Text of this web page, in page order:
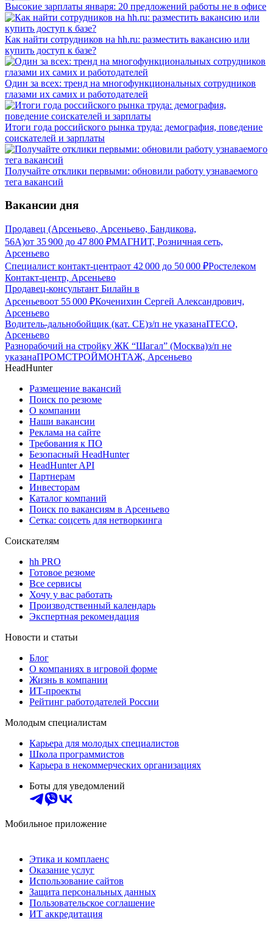
Высокие зарплаты января: 20 предложений работы не в офисе
Как найти сотрудников на hh.ru: разместить вакансию или
купить доступ к базе?
Один за всех: тренд на многофункциональных сотрудников
глазами их самих и работодателей
Итоги года российского рынка труда: демография, поведение
соискателей и зарплаты
Получайте отклики первыми: обновили работу узнаваемого
тега вакансий
Вакансии дня
Продавец (Арсеньево, Арсеньево, Бандикова,
56А)от 35 900 до 47 800 ₽МАГНИТ, Розничная сеть,
Арсеньево
Специалист контакт-центраот 42 000 до 50 000 ₽Ростелеком
Контакт-центр, Арсеньево
Продавец-консультант Билайн в
Арсеньевоот 55 000 ₽Коченихин Сергей Александрович,
Арсеньево
Водитель-дальнобойщик (кат. CE)з/п не указанаITECO,
Арсеньево
Разнорабочий на стройку ЖК “Шагал” (Москва)з/п не
указанаПРОМСТРОЙМОНТАЖ, Арсеньево
HeadHunter
Размещение вакансий
Поиск по резюме
О компании
Наши вакансии
Реклама на сайте
Требования к ПО
Безопасный HeadHunter
HeadHunter API
Партнерам
Инвесторам
Каталог компаний
Поиск по вакансиям в Арсеньево
Сетка: соцсеть для нетворкинга
Соискателям
hh PRO
Готовое резюме
Все сервисы
Хочу у вас работать
Производственный календарь
Экспертная рекомендация
Новости и статьи
Блог
О компаниях в игровой форме
Жизнь в компании
ИТ-проекты
Рейтинг работодателей России
Молодым специалистам
Карьера для молодых специалистов
Школа программистов
Карьера в некоммерческих организациях
Боты для уведомлений
Мобильное приложение
Этика и комплаенс
Оказание услуг
Использование сайтов
Защита персональных данных
Пользовательское соглашение
ИТ аккредитация